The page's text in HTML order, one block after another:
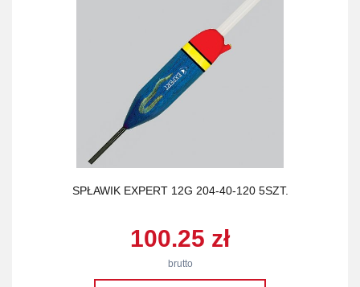
SPŁAWIK EXPERT 12G 204-40-120 5SZT.
100.25 zł
brutto